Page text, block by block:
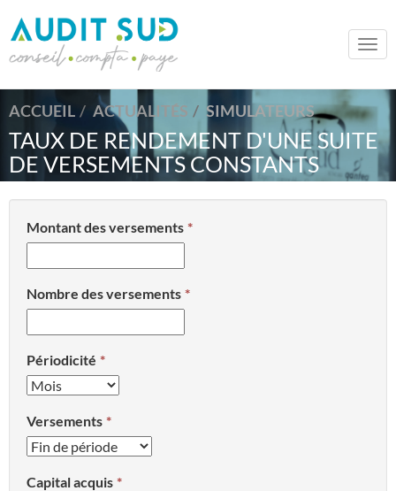
ACCUEIL ACTUALITÉS SIMULATEURS
TAUX DE RENDEMENT D'UNE SUITE
DE VERSEMENTS CONSTANTS
Montant des versements
Nombre des versements
Périodicité
Versements
Capital acquis